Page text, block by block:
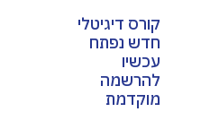
קורס דיגיטלי
חדש נפתח
עכשיו
להרשמה
מוקדמת